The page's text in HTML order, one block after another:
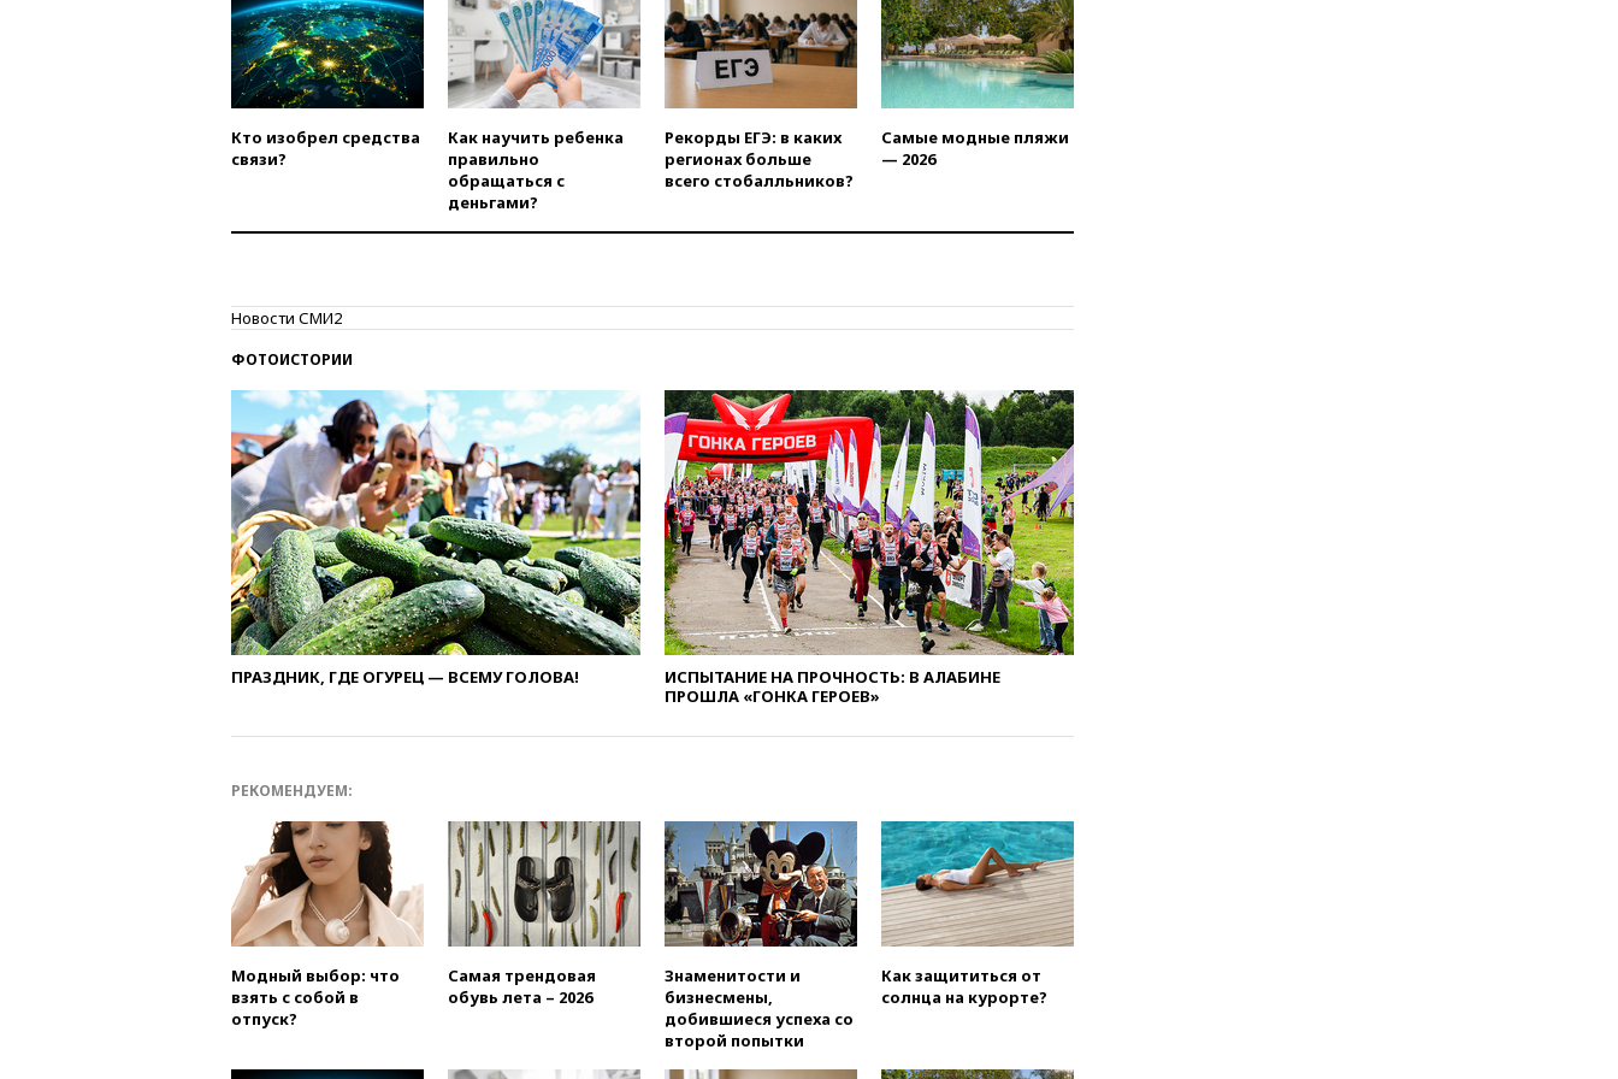
13:57
Wildberries запустит
программу по открытию
партнерских хабов
13:53
Сенаторы Аргентины
одобрили скандальный
законопроект о частной
собственности
вооружений США достигли
Верховный суд снять «Яблоко»
с выборов
президентом ОАЭ ситуацию в
Персидском заливе и на
Украине
13:09 Суд обязал москвичку
выселить из квартиры
крокодила, лису и других
животных
12:51Россия планирует
запустить групповые
безвизовые турпоездки для
Вьетнама
12:36Экспорт растворимого
кофе из России достиг
области
12:15
Минцифры РФ не
планирует вводить
ограничения на доступ детей
в соцсети
открытия второго маршрута в
Ормузском проливе
Подмосковья сообщили о
Кто изобрел средства
связи?
Как научить ребенка
правильно
обращаться с
деньгами?
Рекорды ЕГЭ: в каких
регионах больше
всего стобалльников?
Самые модные пляжи
— 2026
Новости СМИ2
ФОТОИСТОРИИ
ПРАЗДНИК, ГДЕ ОГУРЕЦ — ВСЕМУ ГОЛОВА!
ИСПЫТАНИЕ НА ПРОЧНОСТЬ: В АЛАБИНЕ
ПРОШЛА «ГОНКА ГЕРОЕВ»
РЕКОМЕНДУЕМ:
Модный выбор: что
взять с собой в
отпуск?
Самая трендовая
обувь лета – 2026
Знаменитости и
бизнесмены,
добившиеся успеха со
второй попытки
Как защититься от
солнца на курорте?